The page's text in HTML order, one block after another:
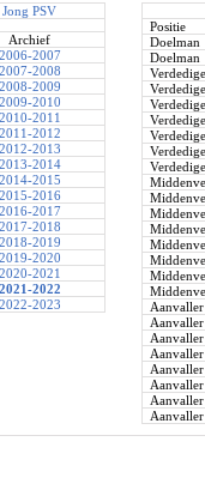
Jong PSV
Archief
2007
2008
2009
2010
2011
2012
2013
2014
2015
2016
2017
2018
2019
2020
2021
2022
2023
Positie
Doelman
Doelman
Aanvaller
Aanvaller
Aanvaller
Aanvaller
Aanvaller
Aanvaller
Aanvaller
Aanvaller